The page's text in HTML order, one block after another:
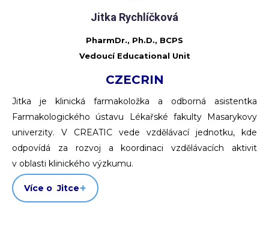
Jitka Rychlíčková
PharmDr., Ph.D., BCPS
Vedoucí Educational Unit
CZECRIN
Jitka je klinická farmakoložka a odborná asistentka
Farmakologického ústavu Lékařské fakulty Masarykovy
univerzity. V CREATIC vede vzdělávací jednotku, kde
odpovídá za rozvoj a koordinaci vzdělávacích aktivit
v oblasti klinického výzkumu.
Více o Jitce